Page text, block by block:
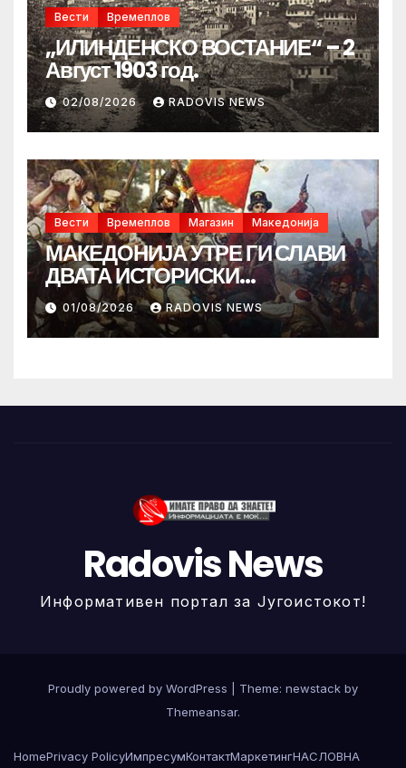
Вести Времеплов
„ИЛИНДЕНСКО ВОСТАНИЕ“ – 2
Август 1903 год.
02/08/2026 RADOVIS NEWS
Вести Времеплов Магазин Македонија
МАКЕДОНИЈА УТРЕ ГИ СЛАВИ
ДВАТА ИСТОРИСКИ
ИЛИНДЕНА!
01/08/2026 RADOVIS NEWS
Radovis News
Информативен портал за Југоистокот!
Proudly powered by WordPress
Theme: newstack by
Themeansar.
HomePrivacy PolicyИмпресумКонтактМаркетингНАСЛОВНА